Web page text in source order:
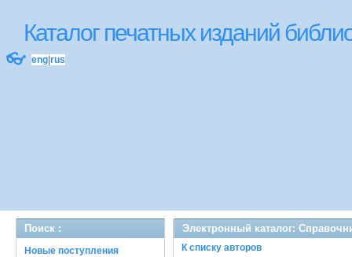
Каталог печатных изданий
👓 eng rus
Поиск :
Новые поступления
Электронный каталог:
К списку авторов